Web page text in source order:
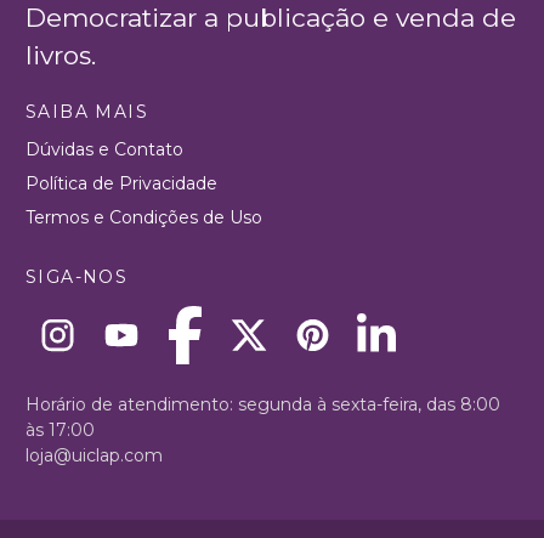
Democratizar a publicação e venda de
livros.
SAIBA MAIS
Dúvidas e Contato
Política de Privacidade
Termos e Condições de Uso
SIGA-NOS
Horário de atendimento: segunda à sexta-feira, das 8:00
às 17:00
loja@uiclap.com